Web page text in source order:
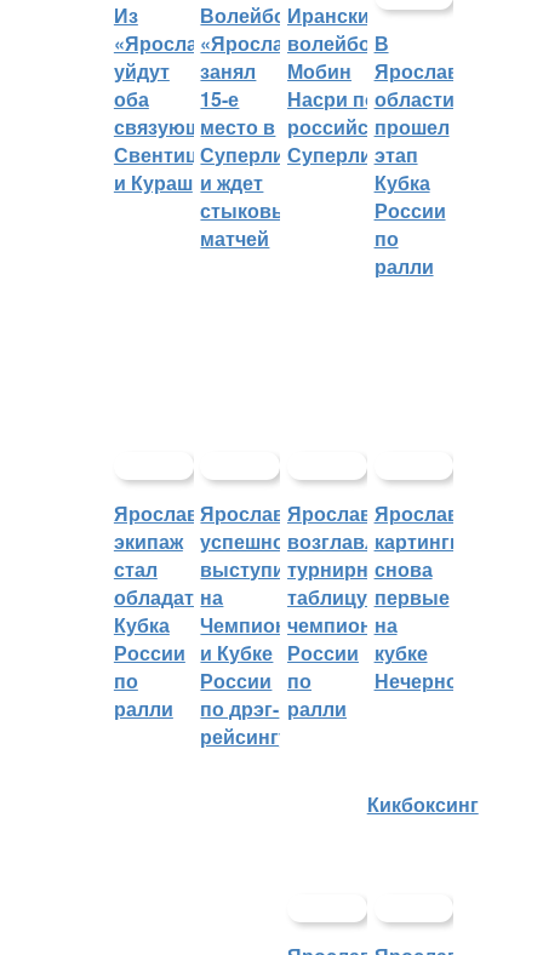
Из
«Ярославича»
уйдут
оба
связующих:
Свентицкис
и Кураш
Волейбольный
«Ярославич»
занял
15-е
место в
Суперлиге
и ждет
стыковых
матчей
Иранский
волейболист
Мобин
Насри покинет
российскую
Суперлигу
В
Ярославской
области
прошел
этап
Кубка
России
по
ралли
Ярославский
экипаж
стал
обладателем
Кубка
России
по
ралли
Ярославцы
успешно
выступили
на
Чемпионате
и Кубке
России
по дрэг-
рейсингу
Ярославцы
возглавляют
турнирную
таблицу
чемпионата
России
по
ралли
Ярославские
картингисты
снова
первые
на
кубке
Нечерноземья
Кикбоксинг